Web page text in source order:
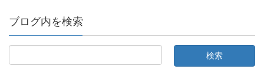
ブログ内を検索